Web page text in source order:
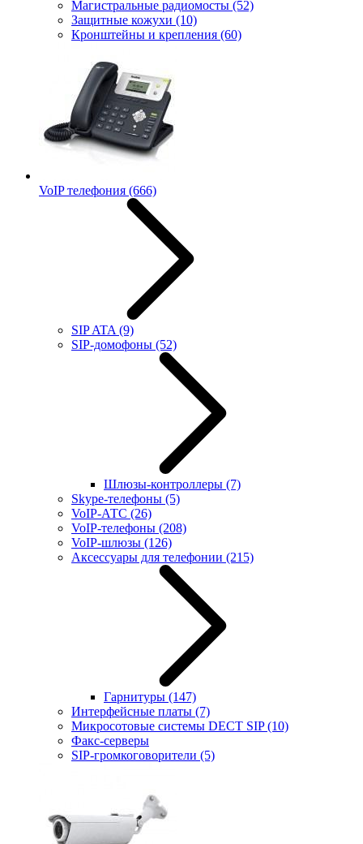
Магистральные радиомосты (52)
Защитные кожухи (10)
Кронштейны и крепления (60)
VoIP телефония (666)
SIP ATA (9)
SIP-домофоны (52)
Шлюзы-контроллеры (7)
Skype-телефоны (5)
VoIP-АТС (26)
VoIP-телефоны (208)
VoIP-шлюзы (126)
Аксессуары для телефонии (215)
Гарнитуры (147)
Интерфейсные платы (7)
Микросотовые системы DECT SIP(10)
Факс-серверы
SIP-громкоговорители (5)